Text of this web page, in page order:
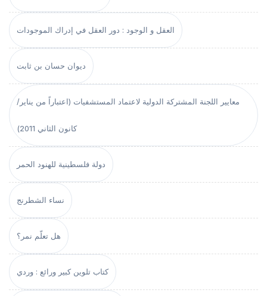
العقل و الوجود : دور العقل في إدراك الموجودات
ديوان حسان بن ثابت
معايير اللجنة المشتركة الدولية لاعتماد المستشفيات (اعتباراً من يناير/
كانون الثاني 2011)
دولة فلسطينية للهنود الحمر
نساء الشطرنج
هل تعلّم نمر؟
كتاب تلوين كبير ورائع : وردي